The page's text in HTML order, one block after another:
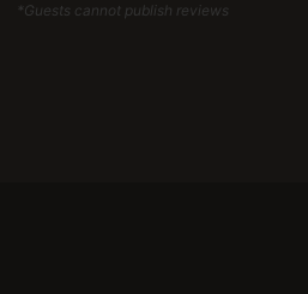
*Guests cannot publish reviews